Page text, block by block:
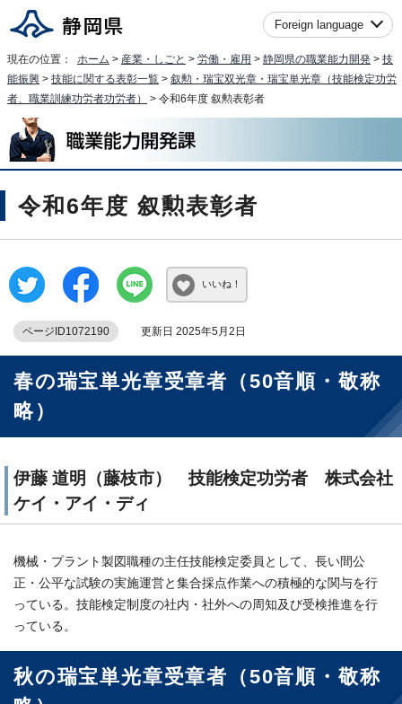
Foreign language
現在の位置： ホーム > 産業・しごと > 労働・雇用 > 静岡県の職業能力開発 > 技
能振興 > 技能に関する表彰一覧 > 叙勲・瑞宝双光章・瑞宝単光章（技能検定功労
者、職業訓練功労者功労者）
> 令和6年度 叙勲表彰者
令和6年度 叙勲表彰者
いいね！
ページID1072190 更新日 2025年5月2日
春の瑞宝単光章受章者（50音順・敬称
略）
伊藤 道明（藤枝市） 技能検定功労者 株式会社
ケイ・アイ・ディ
機械・プラント製図職種の主任技能検定委員として、長い間公
正・公平な試験の実施運営と集合採点作業への積極的な関与を行
っている。技能検定制度の社内・社外への周知及び受検推進を行
っている。
秋の瑞宝単光章受章者（50音順・敬称